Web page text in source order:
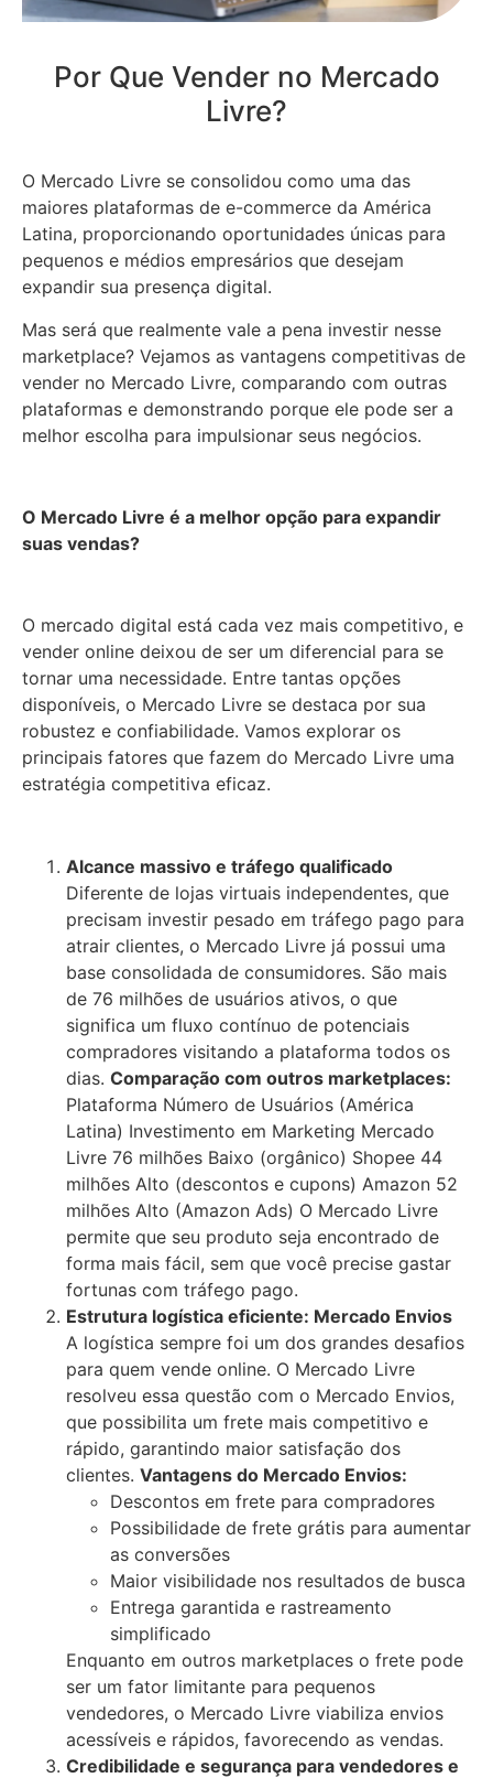
Por Que Vender no Mercado
Livre?
O Mercado Livre se consolidou como uma das
maiores plataformas de e-commerce da América
Latina, proporcionando oportunidades únicas para
pequenos e médios empresários que desejam
expandir sua presença digital.
Mas será que realmente vale a pena investir nesse
marketplace? Vejamos as vantagens competitivas de
vender no Mercado Livre, comparando com outras
plataformas e demonstrando porque ele pode ser a
melhor escolha para impulsionar seus negócios.
O Mercado Livre é a melhor opção para expandir
suas vendas?
O mercado digital está cada vez mais competitivo, e
vender online deixou de ser um diferencial para se
tornar uma necessidade. Entre tantas opções
disponíveis, o Mercado Livre se destaca por sua
robustez e confiabilidade. Vamos explorar os
principais fatores que fazem do Mercado Livre uma
estratégia competitiva eficaz.
Alcance massivo e tráfego qualificado
Diferente de lojas virtuais independentes, que
precisam investir pesado em tráfego pago para
atrair clientes, o Mercado Livre já possui uma
base consolidada de consumidores. São mais
de 76 milhões de usuários ativos, o que
significa um fluxo contínuo de potenciais
compradores visitando a plataforma todos os
dias. Comparação com outros marketplaces:
Plataforma Número de Usuários (América
Latina) Investimento em Marketing Mercado
Livre 76 milhões Baixo (orgânico) Shopee 44
milhões Alto (descontos e cupons) Amazon 52
milhões Alto (Amazon Ads) O Mercado Livre
permite que seu produto seja encontrado de
forma mais fácil, sem que você precise gastar
fortunas com tráfego pago.
Estrutura logística eficiente: Mercado Envios
A logística sempre foi um dos grandes desafios
para quem vende online. O Mercado Livre
resolveu essa questão com o Mercado Envios,
que possibilita um frete mais competitivo e
rápido, garantindo maior satisfação dos
clientes. Vantagens do Mercado Envios:
Descontos em frete para compradores
Possibilidade de frete grátis para aumentar
as conversões
Maior visibilidade nos resultados de busca
Entrega garantida e rastreamento
simplificado
Enquanto em outros marketplaces o frete pode
ser um fator limitante para pequenos
vendedores, o Mercado Livre viabiliza envios
acessíveis e rápidos, favorecendo as vendas.
Credibilidade e segurança para vendedores e